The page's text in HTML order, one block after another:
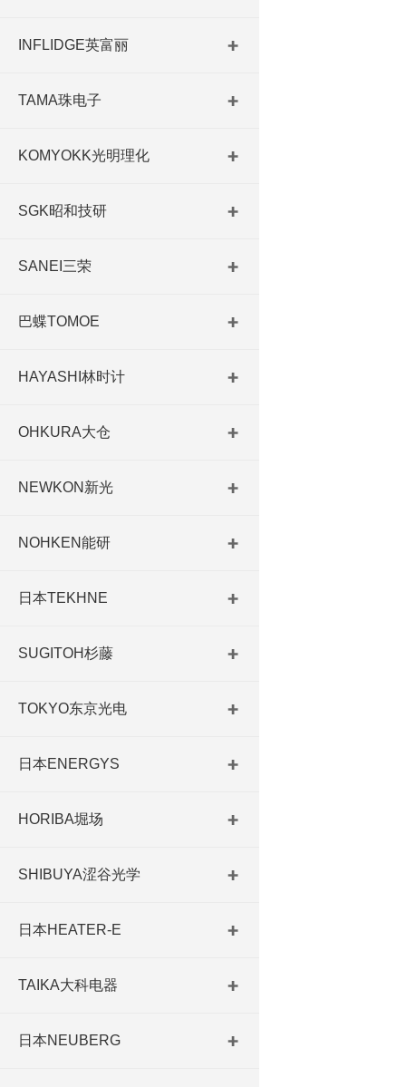
INFLIDGE英富丽
TAMA珠电子
KOMYOKK光明理化
SGK昭和技研
SANEI三荣
巴蝶TOMOE
HAYASHI林时计
OHKURA大仓
NEWKON新光
NOHKEN能研
日本TEKHNE
SUGITOH杉藤
TOKYO东京光电
日本ENERGYS
HORIBA堀场
SHIBUYA涩谷光学
日本HEATER-E
TAIKA大科电器
日本NEUBERG